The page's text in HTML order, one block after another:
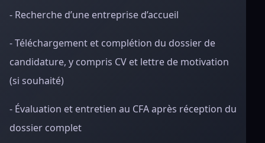
- Recherche d’une entreprise d’accueil
- Téléchargement et complétion du dossier de
candidature, y compris CV et lettre de motivation
(si souhaité)
- Évaluation et entretien au CFA après réception du
dossier complet